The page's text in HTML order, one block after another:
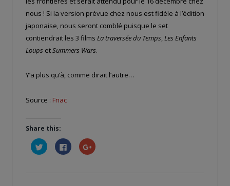
nous ! Si la version prévue chez nous est fidèle à l’édition
japonaise, nous seront comblé puisque le set
contiendrait les 3 films La traversée du Temps,Les Enfants
Loups etSummers Wars.
Y’a plus qu’à, comme dirait l’autre…
Source : Fnac
Share this:
Cliquez
pour
partager
Cliquez
pour
partager
Cliquez
pour